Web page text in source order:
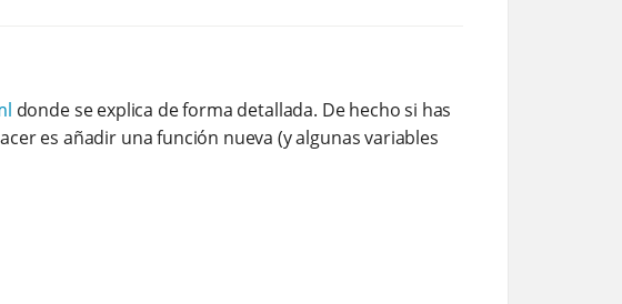
donde se explica de forma detallada. De hecho si has
es añadir una función nueva (y algunas variables